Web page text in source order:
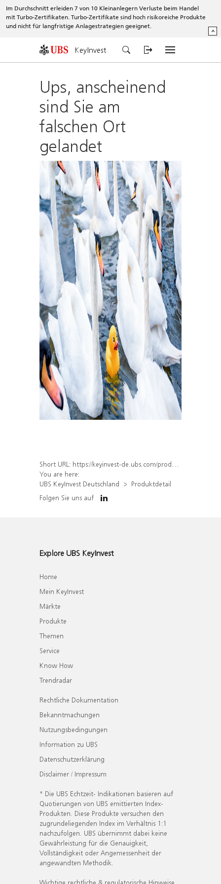
Im Durchschnitt erleiden 7 von 10 Kleinanlegern Verluste beim Handel
mit Turbo-Zertifikaten. Turbo-Zertifikate sind hoch risikoreiche Produkte
und nicht für langfristige Anlagestrategien geeignet.
^
KeyInvest
Ups, anscheinend
sind Sie am
falschen Ort
gelandet
Short URL: https://keyinvest-de.ubs.com/produkt/detail/index/isin/DE000WA585Y3
You are here:
UBS KeyInvest Deutschland
Produktdetail
Folgen Sie uns auf
Explore UBS KeyInvest
Home
Mein KeyInvest
Märkte
Produkte
Themen
Service
Know How
Trendradar
Rechtliche Dokumentation
Bekanntmachungen
Nutzungsbedingungen
Information zu UBS
Datenschutzerklärung
Disclaimer / Impressum
* Die UBS Echtzeit- Indikationen basieren auf
Quotierungen von UBS emittierten Index-
Produkten. Diese Produkte versuchen den
zugrundeliegenden Index im Verhältnis 1:1
nachzufolgen. UBS übernimmt dabei keine
Gewährleistung für die Genauigkeit,
Vollständigkeit oder Angemessenheit der
angewandten Methodik.